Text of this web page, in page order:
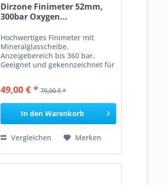
Dirzone Finimeter 52mm,
300bar Oxygen...
Hochwertiges Finimeter mit
Mineralglasscheibe.
Anzeigebereich bis 360 bar.
Geeignet und gekennzeichnet für
GPSR: Dies ist ein Artikel der
49,00 € * 79,00 € *
In den Warenkorb
Vergleichen Merken